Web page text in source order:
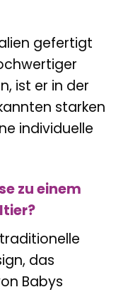
gefertigt
ist er in der
starken
individuelle
zu einem
das
Babys